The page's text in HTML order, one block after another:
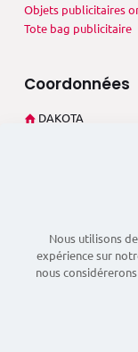
Objets publicitaires
Tote bag publicitaire
Coordonnées
DAKOTA
© 2026
Nous utilisons
expérience sur
nous